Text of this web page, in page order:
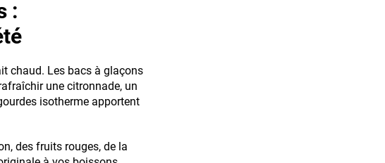
:
chaud. Les bacs à glaçons
une citronnade, un
isotherme apportent
des fruits rouges, de la